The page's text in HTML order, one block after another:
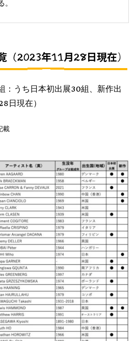
。
（2023年11月28日現在）
：うち日本初出展30組、新作出
日現在）
載